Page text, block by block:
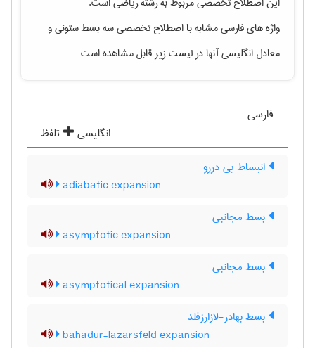
واژه های فارسی مشابه با اصطلاح تخصصیسه بسط ستونیو
معادل انگلیسی آنها در لیست زیر قابل مشاهده است
فارسی
انگلیسی
تلفظ
انبساط بی دررو
adiabatic expansion
بسط مجانبی
asymptotic expansion
بسط مجانبی
asymptotical expansion
بسط بهادر-لازارزفلد
bahadur-lazarsfeld expansion